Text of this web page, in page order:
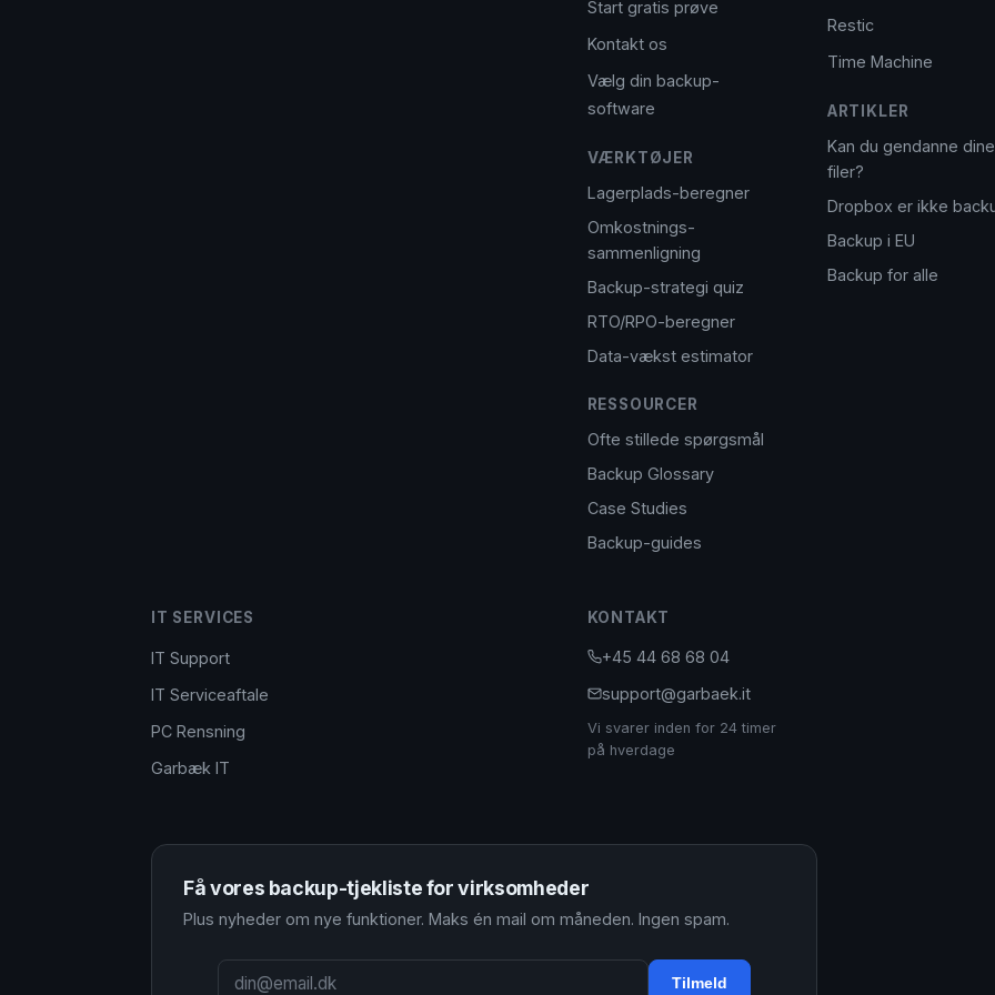
Start gratis prøve
Kontakt os
Vælg din backup-
software
VÆRKTØJER
Lagerplads-beregner
Omkostnings-
sammenligning
Backup-strategi quiz
RTO/RPO-beregner
Data-vækst estimator
RESSOURCER
Ofte stillede spørgsmål
Backup Glossary
Case Studies
Backup-guides
Restic
Time Machine
ARTIKLER
Kan du gendanne dine
filer?
Dropbox er ikke
Backup i EU
Backup for alle
IT SERVICES
IT Support
IT Serviceaftale
PC Rensning
Garbæk IT
KONTAKT
+45 44 68 68 04
support@garbaek.it
Vi svarer inden for 24 timer
på hverdage
Få vores backup-tjekliste for virksomheder
Plus nyheder om nye funktioner. Maks én mail om måneden. Ingen spam.
Tilmeld